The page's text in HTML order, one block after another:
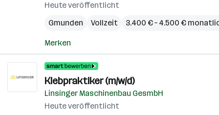
Heute veröffentlicht
Gmunden
Vollzeit 3.400 € – 4.500 €
Merken
Klebpraktiker (m/w/d)
Linsinger Maschinenbau GesmbH
Heute veröffentlicht